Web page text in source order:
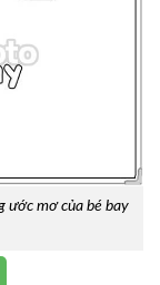
ước mơ của bé bay